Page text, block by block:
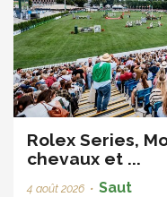
Rolex Series,
chevaux et ...
4 août 2026 • Saut